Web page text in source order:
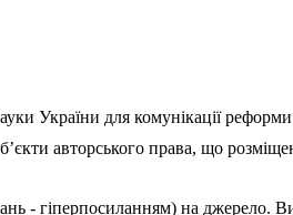
України для комунікації
авторського права, що
- гіперпосиланням) на джерело.